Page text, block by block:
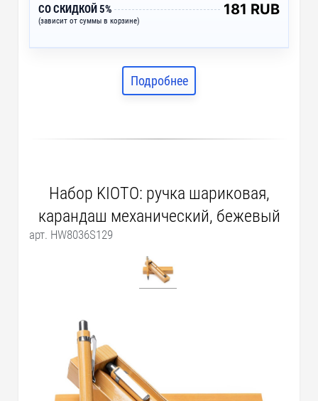
СО СКИДКОЙ 5%
(зависит от суммы в корзине)
181 RUB
Подробнее
Набор KIOTO: ручка шариковая,
карандаш механический, бежевый
арт. HW8036S129